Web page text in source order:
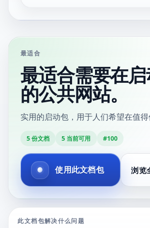
最适合
最适合需要在
的公共网站。
实用的启动包，用于人们希望在值
5份文档 5 当前可用 #100
使用此文档包 浏览
此文档包解决什么问题